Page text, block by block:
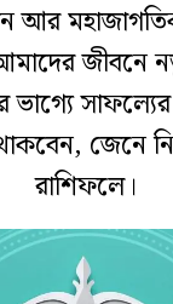
আর
জীবনে
জেনে
রাশিফলে।